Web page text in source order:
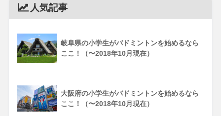
人気記事
岐阜県の小学生がバドミントンを始めるなら
ここ！（〜2018年10月現在）
大阪府の小学生がバドミントンを始めるなら
ここ！（〜2018年10月現在）